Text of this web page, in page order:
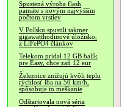
Spustená výroba flash
pamäte s novým najvyšším
počtom vrstiev
V Poľsku spustili takmer
gigawatthodinové úložisko,
z LiFePO4 článkov
Telekom pridal 12 GB balík
pre Easy, chce zaň 12 eur
Železnice znižujú kvôli teplu
rýchlosť iba na 50 km/h,
spôsobuje to meškanie
Odštartovala nová séria